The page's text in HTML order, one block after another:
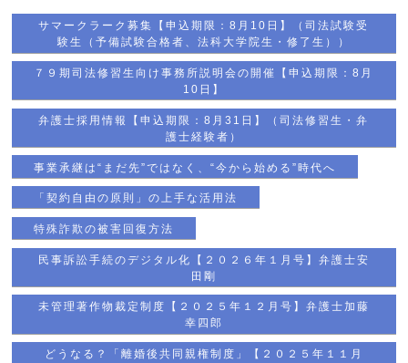
サマークラーク募集【申込期限：8月10日】（司法試験受
験生（予備試験合格者、法科大学院生・修了生））
７９期司法修習生向け事務所説明会の開催【申込期限：8月
10日】
弁護士採用情報【申込期限：8月31日】（司法修習生・弁
護士経験者）
事業承継は“まだ先”ではなく、“今から始める”時代へ
「契約自由の原則」の上手な活用法
特殊詐欺の被害回復方法
民事訴訟手続のデジタル化【２０２６年１月号】弁護士安
田剛
未管理著作物裁定制度【２０２５年１２月号】弁護士加藤
幸四郎
どうなる？「離婚後共同親権制度」【２０２５年１１月